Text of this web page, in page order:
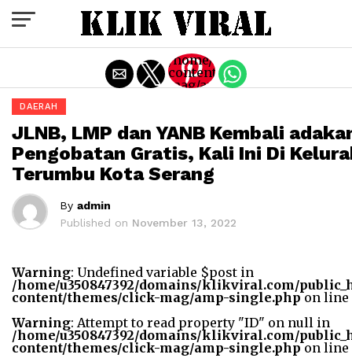
/home/u350847392/
content/themes/click-
mag/amp-
77
Warning:
Trying
to
access
on
/home/u350847392/
content/themes/click-
mag/amp-
on line
77
"
DAERAH
JLNB, LMP dan YANB Kembali
Pengobatan Gratis, Kali Ini Di
Terumbu Kota Serang
By admin
Published on November 13, 2022
Warning: Undefined variable $post in
/home/u350847392/domains/klikviral.com/
content/themes/click-mag/amp-single.phpon line
Warning: Attempt to read property "ID" on null in
/home/u350847392/domains/klikviral.com/
content/themes/click-mag/amp-single.phpon line
Exit mobile version